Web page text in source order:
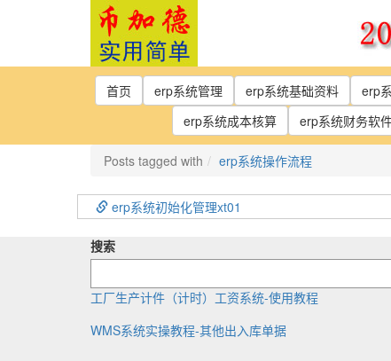
首页
erp系统管理 erp系统基础资料 erp
erp系统成本核算
erp系统财务软
Posts tagged with erp系统操作流程
erp系统初始化管理xt01
搜索
工厂生产计件（计时）工资系统-使用教程
WMS系统实操教程-其他出入库单据